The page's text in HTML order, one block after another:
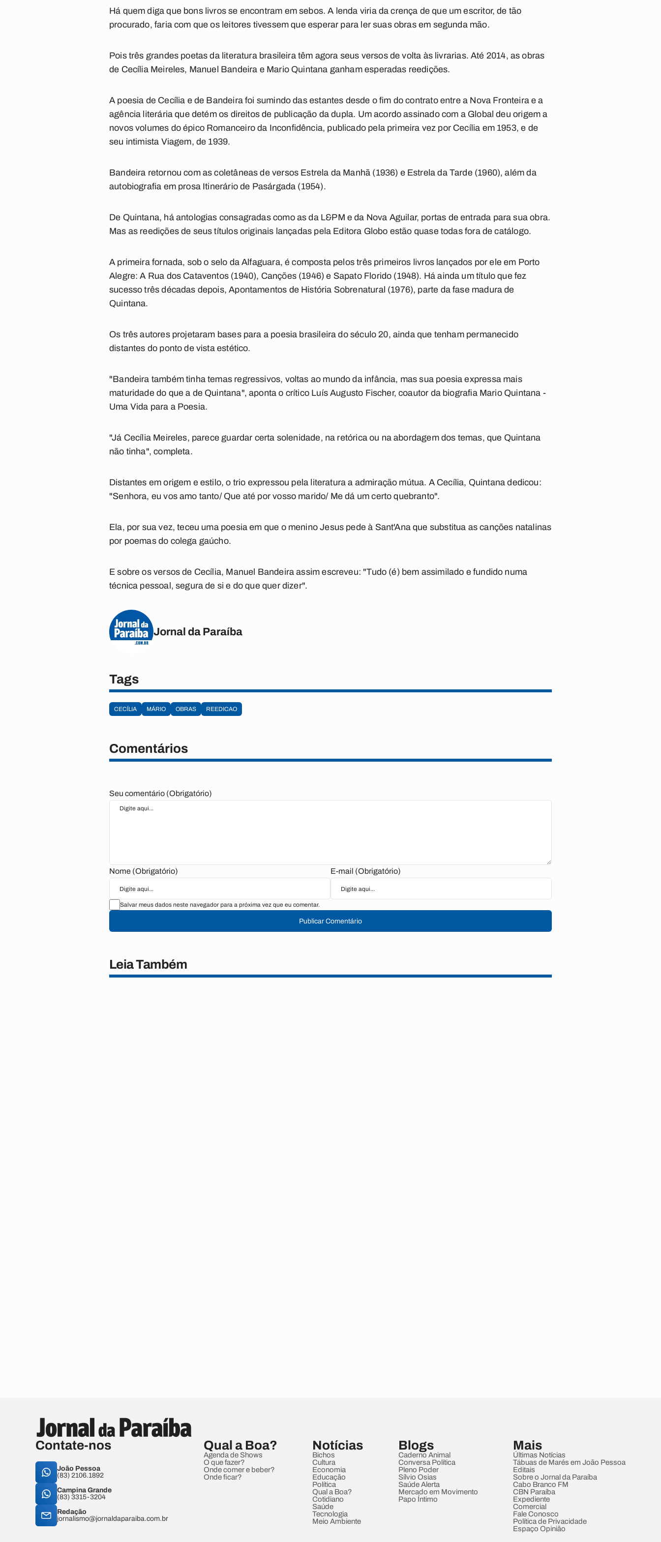
Há quem diga que bons livros se encontram em sebos. A lenda viria da crença de que um escritor, de tão
procurado, faria com que os leitores tivessem que esperar para ler suas obras em segunda mão.
Pois três grandes poetas da literatura brasileira têm agora seus versos de volta às livrarias. Até 2014, as obras
de Cecília Meireles, Manuel Bandeira e Mario Quintana ganham esperadas reedições.
A poesia de Cecília e de Bandeira foi sumindo das estantes desde o fim do contrato entre a Nova Fronteira e a
agência literária que detém os direitos de publicação da dupla. Um acordo assinado com a Global deu origem a
novos volumes do épico Romanceiro da Inconfidência, publicado pela primeira vez por Cecília em 1953, e de
seu intimista Viagem, de 1939.
Bandeira retornou com as coletâneas de versos Estrela da Manhã (1936) e Estrela da Tarde (1960), além da
autobiografia em prosa Itinerário de Pasárgada (1954).
De Quintana, há antologias consagradas como as da L&PM e da Nova Aguilar, portas de entrada para sua obra.
Mas as reedições de seus títulos originais lançadas pela Editora Globo estão quase todas fora de catálogo.
A primeira fornada, sob o selo da Alfaguara, é composta pelos três primeiros livros lançados por ele em Porto
Alegre: A Rua dos Cataventos (1940), Canções (1946) e Sapato Florido (1948). Há ainda um título que fez
sucesso três décadas depois, Apontamentos de História Sobrenatural (1976), parte da fase madura de
Quintana.
Os três autores projetaram bases para a poesia brasileira do século 20, ainda que tenham permanecido
distantes do ponto de vista estético.
"Bandeira também tinha temas regressivos, voltas ao mundo da infância, mas sua poesia expressa mais
maturidade do que a de Quintana", aponta o crítico Luís Augusto Fischer, coautor da biografia Mario Quintana -
Uma Vida para a Poesia.
"Já Cecília Meireles, parece guardar certa solenidade, na retórica ou na abordagem dos temas, que Quintana
não tinha", completa.
Distantes em origem e estilo, o trio expressou pela literatura a admiração mútua. A Cecília, Quintana dedicou:
"Senhora, eu vos amo tanto/ Que até por vosso marido/ Me dá um certo quebranto".
Ela, por sua vez, teceu uma poesia em que o menino Jesus pede à Sant'Ana que substitua as canções natalinas
por poemas do colega gaúcho.
E sobre os versos de Cecília, Manuel Bandeira assim escreveu: "Tudo (é) bem assimilado e fundido numa
técnica pessoal, segura de si e do que quer dizer".
Jornal da Paraíba
Tags
CECÍLIA MÁRIO OBRAS REEDICAO
Comentários
Seu comentário (Obrigatório)
Nome (Obrigatório) E-mail (Obrigatório)
Salvar meus dados neste navegador para a próxima vez que eu comentar.
Publicar Comentário
Leia Também
Contate-nos
João Pessoa
(83) 2106.1892
Campina Grande
(83) 3315-3204
Redação
jornalismo@jornaldaparaiba.com.br
Qual a Boa?
Agenda de Shows
O que fazer?
Onde comer e beber?
Onde ficar?
Notícias
Bichos
Cultura
Economia
Educação
Política
Qual a Boa?
Cotidiano
Saúde
Tecnologia
Meio Ambiente
Blogs
Caderno Animal
Conversa Política
Pleno Poder
Sílvio Osias
Saúde Alerta
Mercado em Movimento
Papo Íntimo
Mais
Últimas Notícias
Tábuas de Marés em João Pessoa
Editais
Sobre o Jornal da Paraíba
Cabo Branco FM
CBN Paraíba
Expediente
Comercial
Fale Conosco
Política de Privacidade
Espaço Opinião